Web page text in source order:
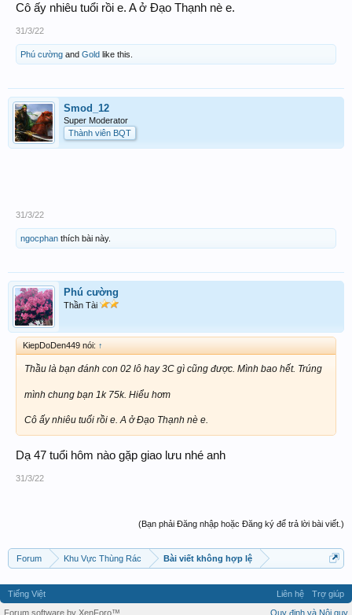
Cô ấy nhiêu tuổi rồi e. A ở Đạo Thạnh nè e.
31/3/22
Phú cường and Gold like this.
Smod_12
Super Moderator
Thành viên BQT
31/3/22
ngocphan thích bài này.
Phú cường
Thần Tài
KiepDoDen449 nói: ↑
Thầu là bạn đánh con 02 lô hay 3C gì cũng được. Mình bao hết. Trúng
mình chung bạn 1k 75k. Hiểu hơm
Cô ấy nhiêu tuổi rồi e. A ở Đạo Thạnh nè e.
Dạ 47 tuổi hôm nào gặp giao lưu nhé anh
31/3/22
(Bạn phải Đăng nhập hoặc Đăng ký để trả lời bài viết.)
Forum Khu Vực Thùng Rác Bài viết không hợp lệ
Tiếng Việt Liên hệ
Trợ giúp
Quy định và Nội quy
Forum software by XenForo™